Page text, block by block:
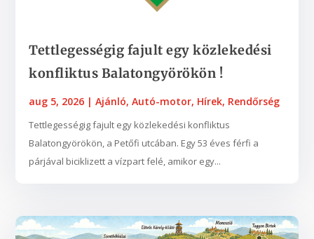
Tettlegességig fajult egy közlekedési
konfliktus Balatongyörökön !
aug 5, 2026 |Ajánló,Autó-motor, Hírek, Rendőrség
Tettlegességig fajult egy közlekedési konfliktus
Balatongyörökön, a Petőfi utcában. Egy 53 éves férfi a
párjával biciklizett a vízpart felé, amikor egy...